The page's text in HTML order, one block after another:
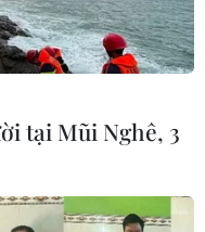
lược" đã đạt được
hồi tháng trước,
cho mỗi tập.
tại Mũi Nghê, 3